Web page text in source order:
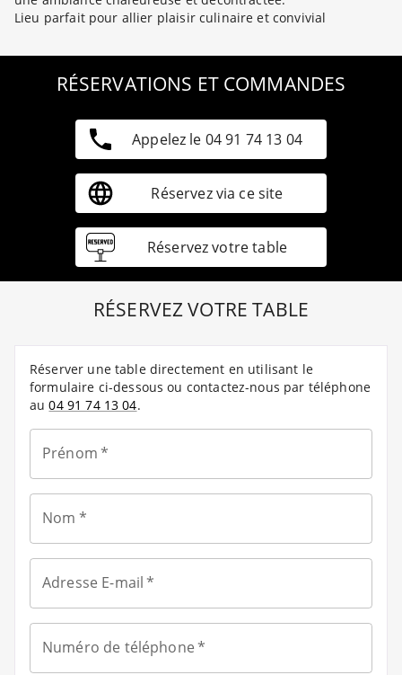
Lieu parfait pour allier plaisir culinaire et convivial
RÉSERVATIONS ET COMMANDES
Appelez le 04 91 74 13 04
Réservez via ce site
Réservez votre table
RÉSERVEZ VOTRE TABLE
Réserver une table directement en utilisant le
formulaire ci-dessous ou contactez-nous par téléphone
au04 91 74 13 04.
Prénom*
Nom *
Adresse E-mail*
Numéro de téléphone*